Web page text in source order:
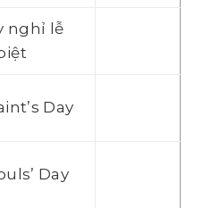
nghỉ lễ
Day
Day